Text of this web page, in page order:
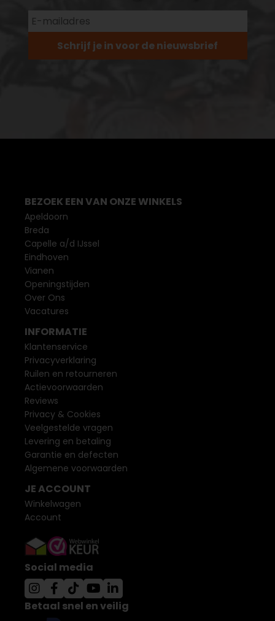
Schrijf je in voor de nieuwsbrief
BEZOEK EEN VAN ONZE WINKELS
Apeldoorn
Breda
Capelle a/d IJssel
Eindhoven
Vianen
Openingstijden
Over Ons
Vacatures
INFORMATIE
Klantenservice
Privacyverklaring
Ruilen en retourneren
Actievoorwaarden
Reviews
Privacy & Cookies
Veelgestelde vragen
Levering en betaling
Garantie en defecten
Algemene voorwaarden
JE ACCOUNT
Winkelwagen
Account
Social media
Betaal snel en veilig